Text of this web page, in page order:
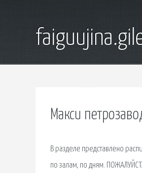
Макси
В разделе представлено
по залам, по дням.